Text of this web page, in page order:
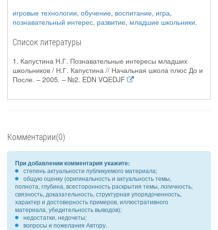
игровые технологии, обучение, воспитание, игра,
познавательный интерес, развитие, младшие школьники.
Список литературы
1. Капустина Н.Г. Познавательные интересы младших
школьников / Н.Г. Капустина // Начальная школа плюс До и
После. – 2005. – №2. EDN VQEDJF
Комментарии(0)
При добавлении комментария укажите:
степень актуальности публикуемого материала;
общую оценку (оригинальность и актуальность темы,
полнота, глубина, всесторонность раскрытия темы, логичность,
связность, доказательность, структурная упорядоченность,
характер и достоверность примеров, иллюстративного
материала, убедительность выводов);
недостатки, недочеты;
вопросы и пожелания Автору.